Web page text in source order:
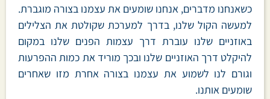
כשאנחנו מדברים, אנחנו שומעים את עצמנו בצורה מוגברת.
למעשה הקול שלנו, בדרך למערכת שקולטת את הצלילים
באוזניים שלנו עוברת דרך עצמות הפנים שלנו במקום
להיקלט דרך האוזניים שלנו ובכך מוריד את כמות ההפרעות
וגורם לנו לשמוע את עצמנו בצורה אחרת מזו שאחרים
שומעים אותנו.